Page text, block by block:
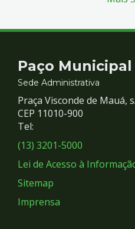
Contato
e
Redes
Sociais
Paço Municipal
Sede Administrativa
Praça Visconde de Mauá,
CEP 11010-900
Tel:
(13) 3201-5000
Lei de Acesso à
Sitemap
Imprensa